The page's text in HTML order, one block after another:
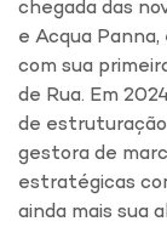
chegada das
e Acqua
com sua
de Rua. Em
de
gestora de
estratégicas
ainda mais sua